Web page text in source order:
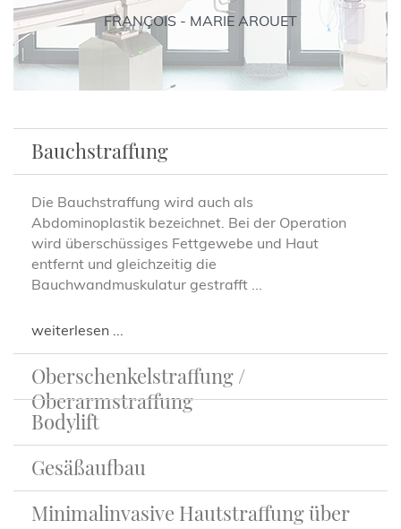
FRANÇOIS - MARIE AROUET
Bauchstraffung
Die Bauchstraffung wird auch als
Abdominoplastik bezeichnet. Bei der Operation
wird überschüssiges Fettgewebe und Haut
entfernt und gleichzeitig die
Bauchwandmuskulatur gestrafft ...
weiterlesen ...
Oberschenkelstraffung /
Oberarmstraffung
Gewichtsabnahme und Bindegewebsschwäche
können zur Erschlaffung von Oberschenkeln und
Oberarmhaut führen. Mit unauffälligen Schnitten ...
weiterlesen ...
Bodylift
Das sogenannte Bodylift beschreibt eine
gleichzeitige Bauchdeckenstraffung, Hüftstraffung
und Postraffung. Dies ist nach erfolgreicher
Gesäßaufbau
Die Formung eines flachen Gesäßes kann zum
Minimalinvasive Hautstraffung über